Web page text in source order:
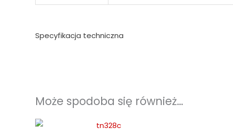
Specyfikacja techniczna
Może spodoba się również…